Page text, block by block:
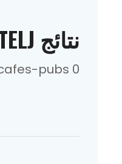
نتائج POCITELJ
0 bars-cafes-pubs القصص